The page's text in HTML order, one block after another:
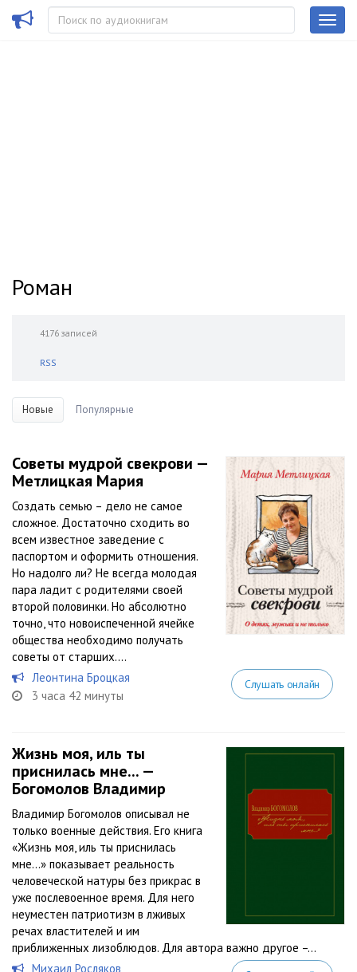
Роман
4176 записей
RSS
Новые Популярные
Советы мудрой свекрови —
Метлицкая Мария
Создать семью – дело не самое
сложное. Достаточно сходить во
всем известное заведение с
паспортом и оформить отношения.
Но надолго ли? Не всегда молодая
пара ладит с родителями своей
второй половинки. Но абсолютно
точно, что новоиспеченной ячейке
общества необходимо получать
советы от старших....
Леонтина Броцкая
3 часа 42 минуты
Слушать онлайн
Жизнь моя, иль ты
приснилась мне... —
Богомолов Владимир
Владимир Богомолов описывал не
только военные действия. Его книга
«Жизнь моя, иль ты приснилась
мне…» показывает реальность
человеческой натуры без прикрас в
уже послевоенное время. Для него
неуместен патриотизм в лживых
речах властителей и им
приближенных лизоблюдов. Для автора важно другое –...
Михаил Росляков